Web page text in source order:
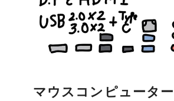
マウスコンピュータ